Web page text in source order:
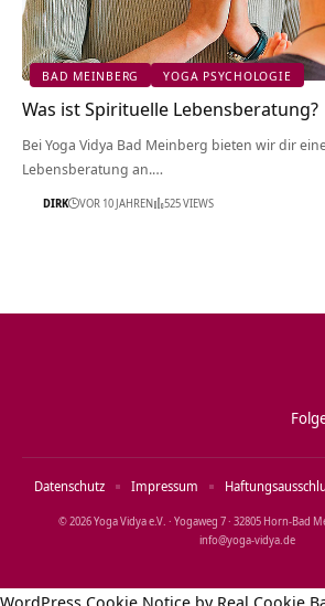
BAD MEINBERG YOGA PSYCHOLOGIE
Was ist Spirituelle Lebensberatung?
Bei Yoga Vidya Bad Meinberg bieten wir dir
Lebensberatung an.…
DIRK VOR 10 JAHREN 525 VIEWS
© 2026 Yoga Vidya e.V. · Yogaweg 7 · 32805 Horn‑Bad
info@yoga‑vidya.de
Datenschutz Impressum